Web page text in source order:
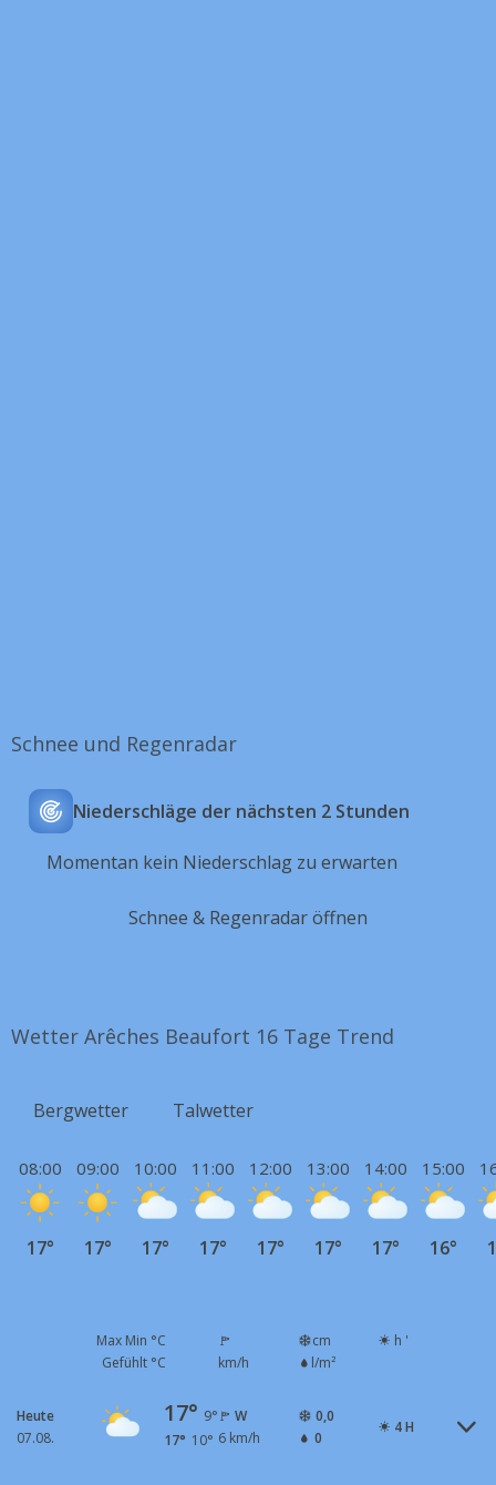
Schnee und Regenradar
Niederschläge der nächsten 2 Stunden
Momentan kein Niederschlag zu erwarten
Schnee & Regenradar öffnen
Wetter Arêches Beaufort 16 Tage Trend
Bergwetter Talwetter
08:00
17°
09:00
17°
10:00
17°
11:00
17°
12:00
17°
13:00
17°
14:00
17°
15:00
16°
Max Min °C
Gefühlt °C
km/h
cm
l/m²
h '
Heute
07.08.
17° 9°
17° 10°
W
6 km/h
0,0
0
4 H